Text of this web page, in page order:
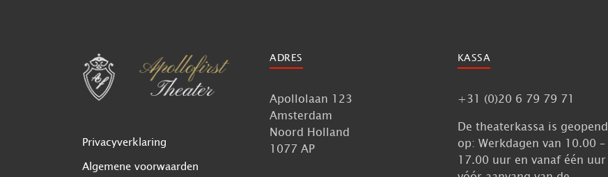
Privacyverklaring
Algemene voorwaarden
ADRES
Apollolaan 123
Amsterdam
Noord Holland
1077 AP
KASSA
+31 (0)20 6 79 79 71
De theaterkassa is geopend
op: Werkdagen van 10.00 –
17.00 uur en vanaf één uur